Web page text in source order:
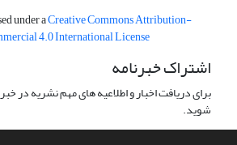
under aCreative Commons Attribution-
4.0 International License
اشتراک خبرنامه
برای دریافت اخبار و اطلاعیه های مهم نشریه در
شوید.